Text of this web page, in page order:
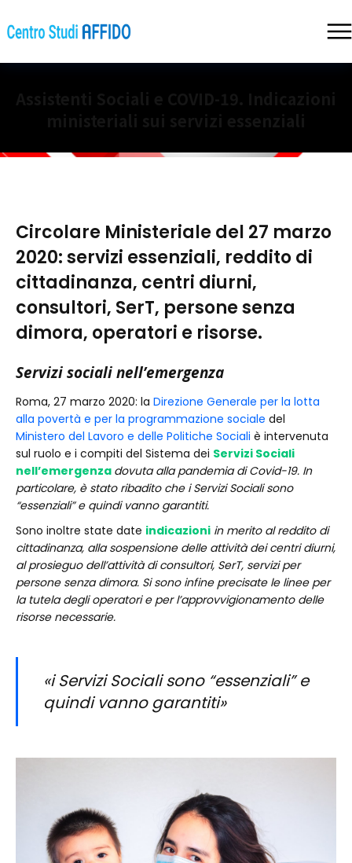
Circolare Ministeriale del 27 marzo
2020: servizi essenziali, reddito di
cittadinanza, centri diurni,
consultori, SerT, persone senza
dimora, operatori e risorse.
Servizi sociali nell’emergenza
Roma, 27 marzo 2020: la Direzione Generale per la lotta
alla povertà e per la programmazione sociale del
Ministero del Lavoro e delle Politiche Sociali è intervenuta
sul ruolo e i compiti del Sistema dei Servizi Sociali
nell’emergenza dovuta alla pandemia di Covid-19. In
particolare, è stato ribadito che i Servizi Sociali sono
“essenziali” e quindi vanno garantiti.
Sono inoltre state date indicazioni in merito al reddito di
cittadinanza, alla sospensione delle attività dei centri diurni,
al prosieguo dell’attività di consultori, SerT, servizi per
persone senza dimora. Si sono infine precisate le linee per
la tutela degli operatori e per l’approvvigionamento delle
risorse necessarie.
«i Servizi Sociali sono “essenziali” e
quindi vanno garantiti»